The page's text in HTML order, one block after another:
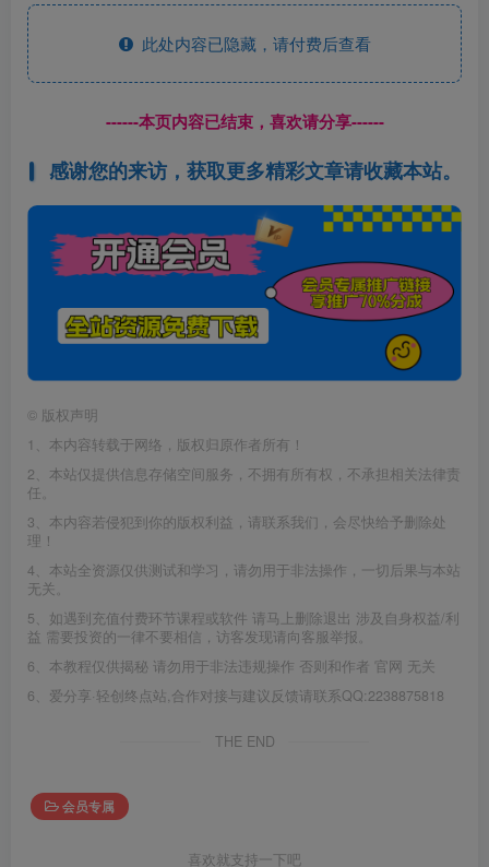
此处内容已隐藏，请付费后查看
------本页内容已结束，喜欢请分享------
感谢您的来访，获取更多精彩文章请收藏本站。
© 版权声明
1、本内容转载于网络，版权归原作者所有！
2、本站仅提供信息存储空间服务，不拥有所有权，不承担相关法律责
任。
3、本内容若侵犯到你的版权利益，请联系我们，会尽快给予删除处
理！
4、本站全资源仅供测试和学习，请勿用于非法操作，一切后果与本站
无关。
5、如遇到充值付费环节课程或软件 请马上删除退出 涉及自身权益/利
益 需要投资的一律不要相信，访客发现请向客服举报。
6、本教程仅供揭秘 请勿用于非法违规操作 否则和作者 官网 无关
6、爱分享·轻创终点站,合作对接与建议反馈请联系QQ:2238875818
THE END
会员专属
喜欢就支持一下吧